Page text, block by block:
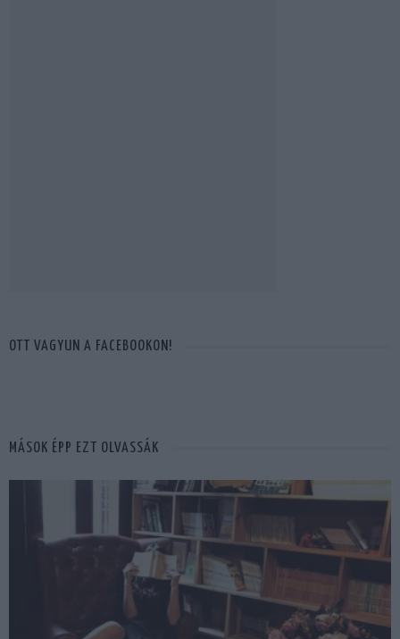
OTT VAGYUN A FACEBOOKON!
MÁSOK ÉPP EZT OLVASSÁK